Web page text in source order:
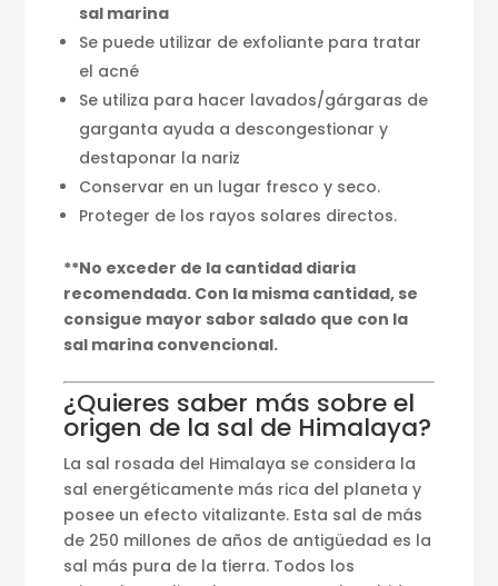
sal marina
Se puede utilizar de exfoliante para tratar
el acné
Se utiliza para hacer lavados/gárgaras de
garganta ayuda a descongestionar y
destaponar la nariz
Conservar en un lugar fresco y seco.
Proteger de los rayos solares directos.
**No exceder de la cantidad diaria
recomendada. Con la misma cantidad, se
consigue mayor sabor salado que con la
sal marina convencional.
¿Quieres saber más sobre el
origen de la sal de Himalaya?
La sal rosada del Himalaya se considera la
sal energéticamente más rica del planeta y
posee un efecto vitalizante. Esta sal de más
de 250 millones de años de antigüedad es la
sal más pura de la tierra. Todos los